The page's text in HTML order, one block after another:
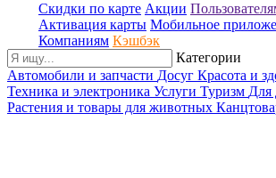
Скидки по карте Акции
Активация карты Мобильное
Компаниям Кэшбэк
Категории
Автомобили и запчасти Досуг Красота и
Техника и электроника Услуги Туризм Для
Растения и товары для животных